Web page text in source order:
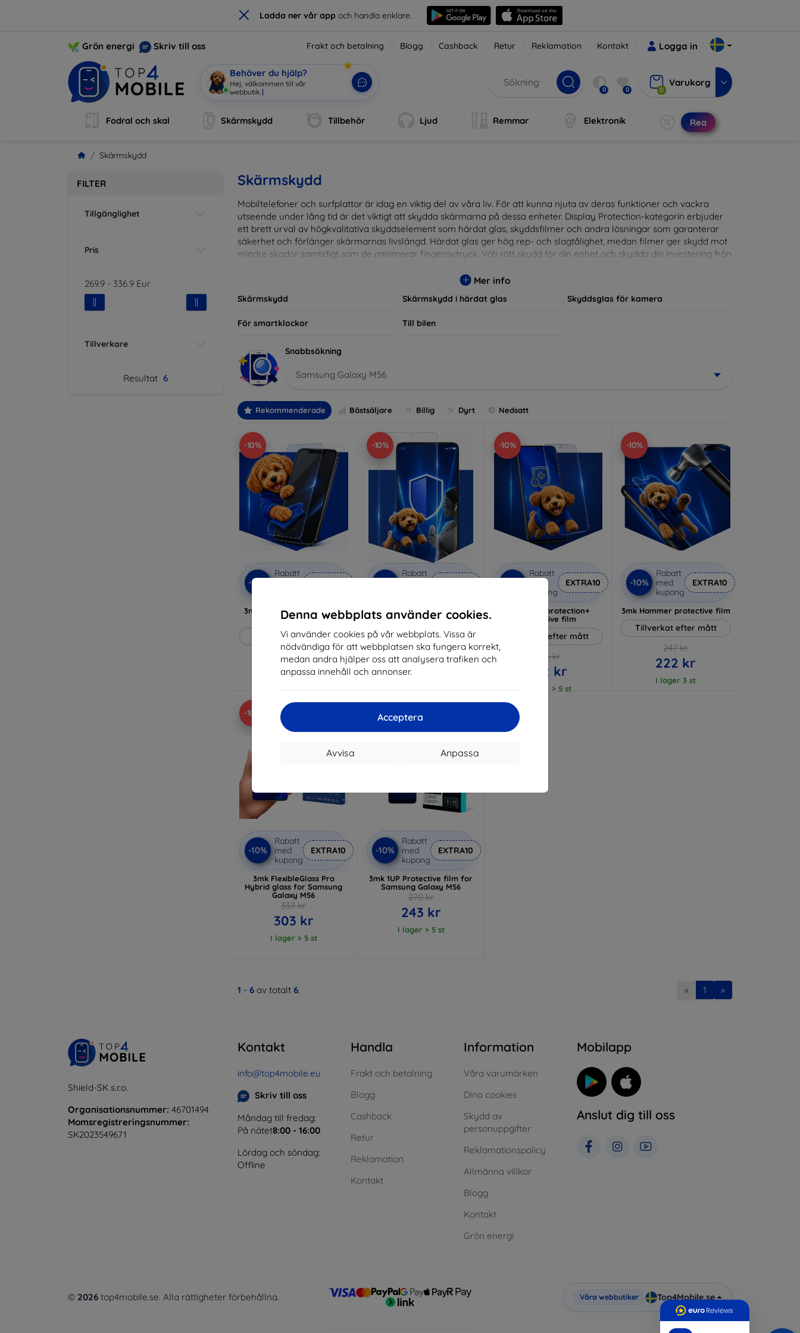
× Ladda ner vår app och handla enklare.
Denna webbplats använder cookies.
Vi använder cookies på vår webbplats. Vissa är
nödvändiga för att webbplatsen ska fungera korrekt,
medan andra hjälper oss att analysera trafiken och
anpassa innehåll och annonser.
Acceptera
Anpassa
Avvisa
Grön energi Skriv till oss Frakt och betalning Blogg Cashback Retur Reklamation Kontakt Logga in
Behöver du hjälp?
Hej, välkommen till vår webb 0 0 0
Varukorg
Fodral och skal Skärmskydd Tillbehör Ljud Remmar Elektronik Rea
Skärmskydd
FILTER
Tillgänglighet
Pris
269.9 - 336.9 Eur
Tillverkare
Resultat 6
Skärmskydd
Mobiltelefoner och surfplattor är idag en viktig del av våra liv. För att kunna njuta av deras funktioner och vackra
utseende under lång tid är det viktigt att skydda skärmarna på dessa enheter. Display Protection-kategorin erbjuder
ett brett urval av högkvalitativa skyddselement som härdat glas, skyddsfilmer och andra lösningar som garanterar
säkerhet och förlänger skärmarnas livslängd. Härdat glas ger hög rep- och slagtålighet, medan filmer ger skydd mot
mindre skador samtidigt som de minimerar fingeravtryck. Välj rätt skydd för din enhet och skydda din investering från
modeller, vilket säkerställer att varje kund hittar det perfekta skyddet för sin enhet.
Mer info
Skärmskydd Skärmskydd i härdat glas Skyddsglas för kamera
För smartklockor Till bilen
Snabbsökning
Samsung Galaxy M56
Rekommenderade Bästsäljare Billig Dyrt Nedsatt
-10%
-10%
Rabatt
3mk Anti-Shock protective
glass
Tillverkat efter mått
214 kr
193 kr
-10%
Rabatt
3mk Pure Matt protective
glass
Tillverkat efter mått
170 kr
153 kr
-10%
Rabatt
kupong
EXTRA10
3mk Silverprotection+
protective film
Tillverkat efter mått
236 kr
212 kr
I lager > 5 st
-10%
-10%
Rabatt
med
kupong
EXTRA10
3mk Hammer protective film
Tillverkat efter mått
247 kr
222 kr
I lager 3 st
-10%
-10%
Rabatt
med
kupong
EXTRA10
3mk FlexibleGlass Pro
Hybrid glass for Samsung
Galaxy M56
337 kr
303 kr
I lager > 5 st
-10%
-10%
Rabatt
med
kupong
EXTRA10
3mk 1UP Protective film for
Samsung Galaxy M56
270 kr
243 kr
I lager > 5 st
1 - 6 av totalt 6. « 1 »
Shield-SK s.r.o.
Organisationsnummer: 46701494
Momsregistreringsnummer:
SK2023549671
Kontakt
info@top4mobile.eu
Skriv till oss
Måndag till fredag:
På nätet8:00 - 16:00
Lördag och söndag:
Offline
Handla
Frakt och betalning
Blogg
Cashback
Retur
Reklamation
Kontakt
Information
Våra varumärken
Dina cookies
Skydd av
personuppgifter
Reklamationspolicy
Allmänna villkor
Blogg
Kontakt
Grön energi
Mobilapp
Anslut dig till oss
© 2026 top4mobile.se. Alla rättigheter förbehållna. Våra webbutiker Top4Mobile.se